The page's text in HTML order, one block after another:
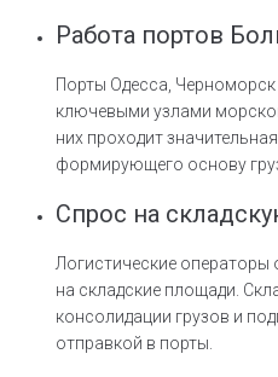
Работа портов
Порты Одесса,
ключевыми узлами
них проходит
формирующего основу
Спрос на
Логистические
на складские площади.
консолидации грузов и
отправкой в порты.